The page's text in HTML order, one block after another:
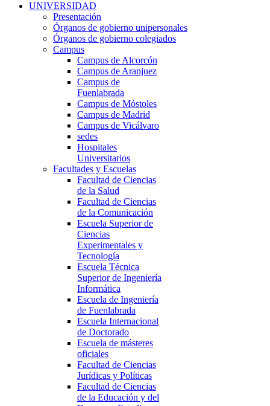
UNIVERSIDAD
Presentación
Órganos de gobierno unipersonales
Órganos de gobierno colegiados
Campus
Campus de Alcorcón
Campus de Aranjuez
Campus de
Fuenlabrada
Campus de Móstoles
Campus de Madrid
Campus de Vicálvaro
sedes
Hospitales
Universitarios
Facultades y Escuelas
Facultad de Ciencias
de la Salud
Facultad de Ciencias
de la Comunicación
Escuela Superior de
Ciencias
Experimentales y
Tecnología
Escuela Técnica
Superior de Ingeniería
Informática
Escuela de Ingeniería
de Fuenlabrada
Escuela Internacional
de Doctorado
Escuela de másteres
oficiales
Facultad de Ciencias
Jurídicas y Políticas
Facultad de Ciencias
de la Educación y del